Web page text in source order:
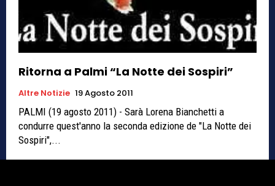
Ritorna a Palmi “La Notte dei Sospiri”
Altre Notizie 19 Agosto 2011
PALMI (19 agosto 2011) - Sarà Lorena Bianchetti a
condurre quest'anno la seconda edizione de "La Notte dei
Sospiri",...